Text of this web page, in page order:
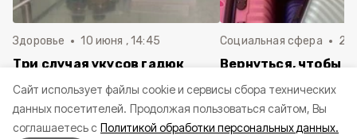
Cайт использует файлы cookie и сервисы сбора технических
данных посетителей. Продолжая пользоваться сайтом, Вы
соглашаетесь с Политикой обработки персональных данных.
Здоровье 10 июня , 14:45
Три случая укусов гадюк
Белгородской области с
начала года
Социальная сфера 20
Вернуться, чтобы
в Белгородскую
пять лет